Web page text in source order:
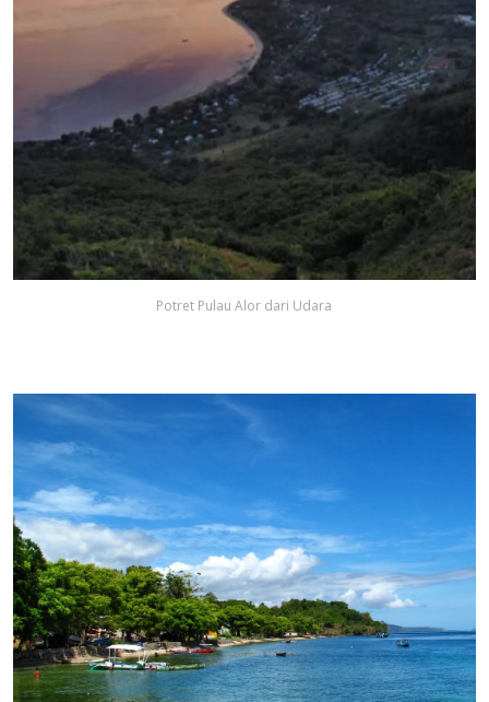
Potret Pulau Alor dari Udara